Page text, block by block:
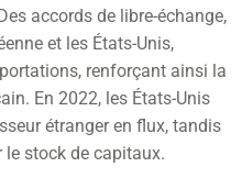
accords de libre-échange,
et les États-Unis,
renforçant ainsi la
En 2022, les États-Unis
étranger en flux, tandis
le stock de capitaux.